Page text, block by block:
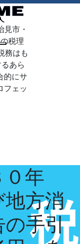
見市・
税理
務はも
あら
的にサ
フェッ
０年
方消
の手引